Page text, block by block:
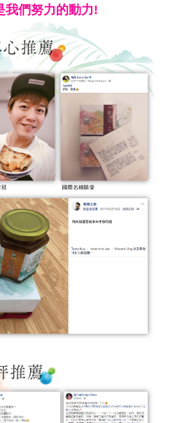
我們努力的動力!